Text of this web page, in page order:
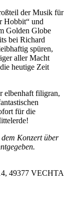
der Musik für
Hobbit“ und
Golden Globe
bei Richard
spüren,
aller Macht
heutige Zeit
elbenhaft filigran,
für die
Konzert über
49377 VECHTA